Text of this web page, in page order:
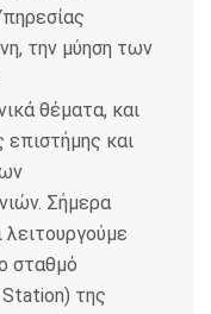
την μύηση των
θέματα, και
και
Σήμερα
λειτουργούμε
σταθμό
της